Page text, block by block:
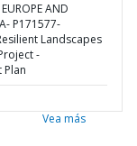
AND
P171577-
Landscapes
-
Plan
Vea más